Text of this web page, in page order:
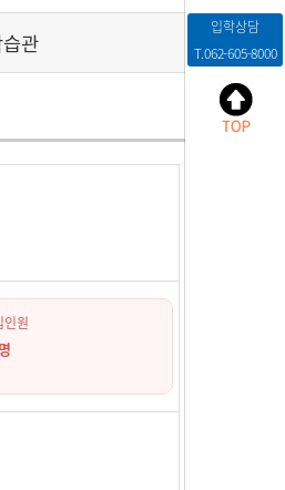
관
인원
입학상담
T.062-605-8000